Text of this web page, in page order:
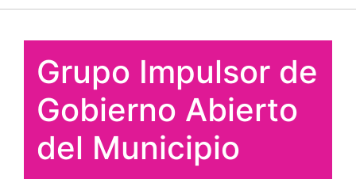
Grupo Impulsor de
Gobierno Abierto
del Municipio